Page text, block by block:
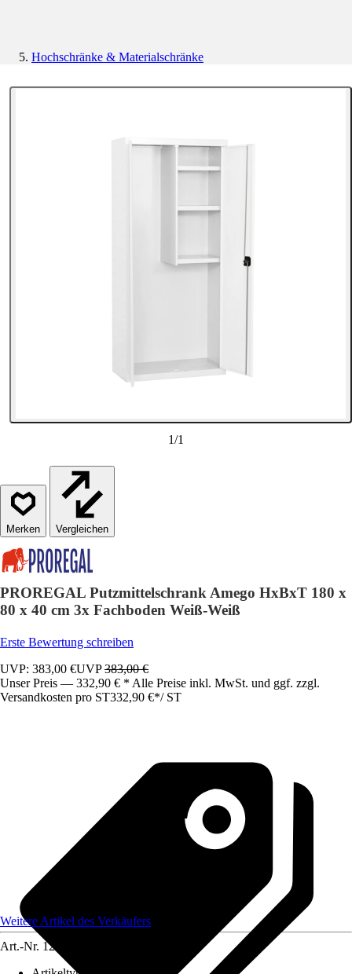
Hochschränke & Materialschränke
1/1
Vergleichen
PROREGAL Putzmittelschrank Amego HxBxT 180 x
80 x 40 cm 3x Fachboden Weiß-Weiß
Erste Bewertung schreiben
UVP: 383,00 €UVP383,00 €
Unser Preis — 332,90 € * Alle Preise inkl. MwSt. und ggf. zzgl.
Versandkosten pro ST332,90 €*/ ST
Weitere Artikel des Verkäufers
Art.-Nr. 12583543